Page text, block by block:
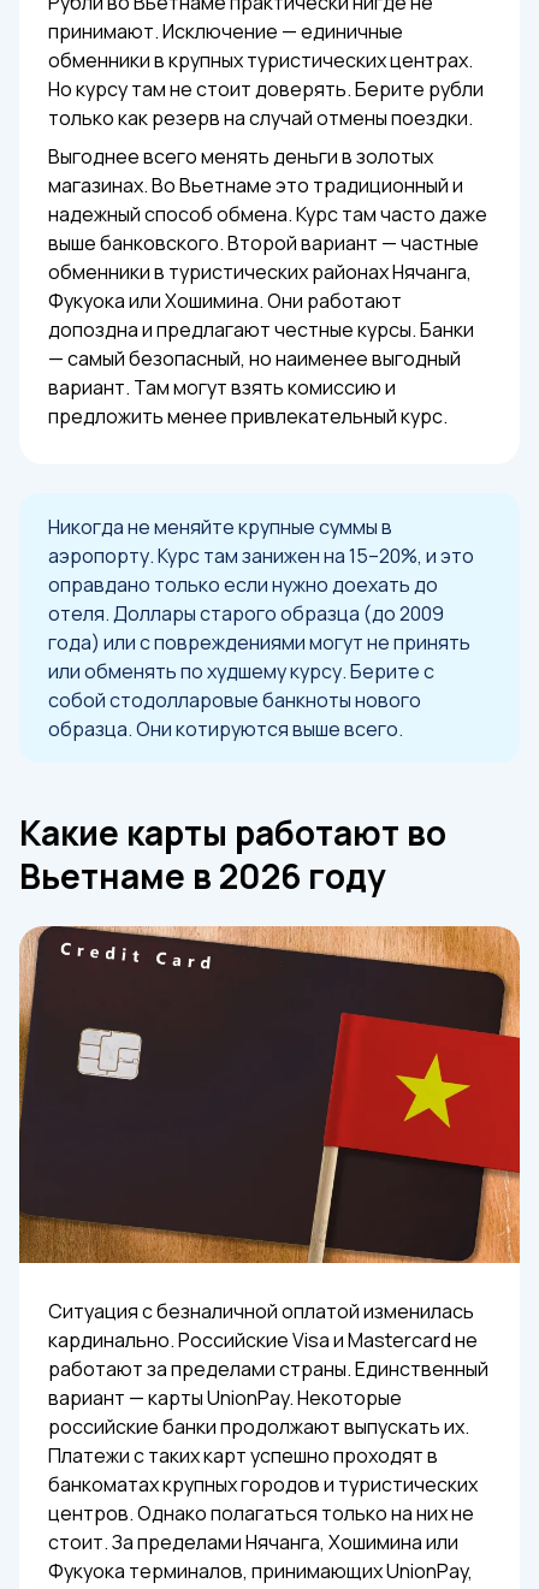
принимают. Исключение — единичные
обменники в крупных туристических центрах.
Но курсу там не стоит доверять. Берите рубли
только как резерв на случай отмены поездки.
Выгоднее всего менять деньги в золотых
магазинах. Во Вьетнаме это традиционный и
надежный способ обмена. Курс там часто даже
выше банковского. Второй вариант — частные
обменники в туристических районах Нячанга,
Фукуока или Хошимина. Они работают
допоздна и предлагают честные курсы. Банки
— самый безопасный, но наименее выгодный
вариант. Там могут взять комиссию и
предложить менее привлекательный курс.
Никогда не меняйте крупные суммы в
аэропорту. Курс там занижен на 15–20%, и это
оправдано только если нужно доехать до
отеля. Доллары старого образца (до 2009
года) или с повреждениями могут не принять
или обменять по худшему курсу. Берите с
собой стодолларовые банкноты нового
образца. Они котируются выше всего.
Какие карты работают во
Вьетнаме в 2026 году
Ситуация с безналичной оплатой изменилась
кардинально. Российские Visa и Mastercard не
работают за пределами страны. Единственный
вариант — карты UnionPay. Некоторые
российские банки продолжают выпускать их.
Платежи с таких карт успешно проходят в
банкоматах крупных городов и туристических
центров. Однако полагаться только на них не
стоит. За пределами Нячанга, Хошимина или
Фукуока терминалов, принимающих UnionPay,